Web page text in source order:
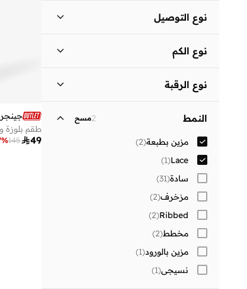
XL
(
2
)

نوع التوصيل
نوع الكم
نوع الرقبة
النمط 2مسح
مزين بطبعة(
2
)
Lace
(
1
)
سادة(
31
)
مزخرف(
2
)
Ribbed
(
2
)
مخطط(
2
)
مزين بالورود(
1
)
نسيجي(
1
)
جينجر
طقم بلوزة
49
145
%